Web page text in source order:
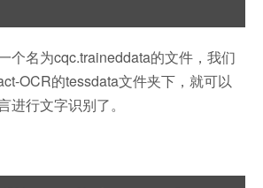
个名为cqc.traineddata的文件，我们
OCR的tessdata文件夹下，就可以
进行文字识别了。